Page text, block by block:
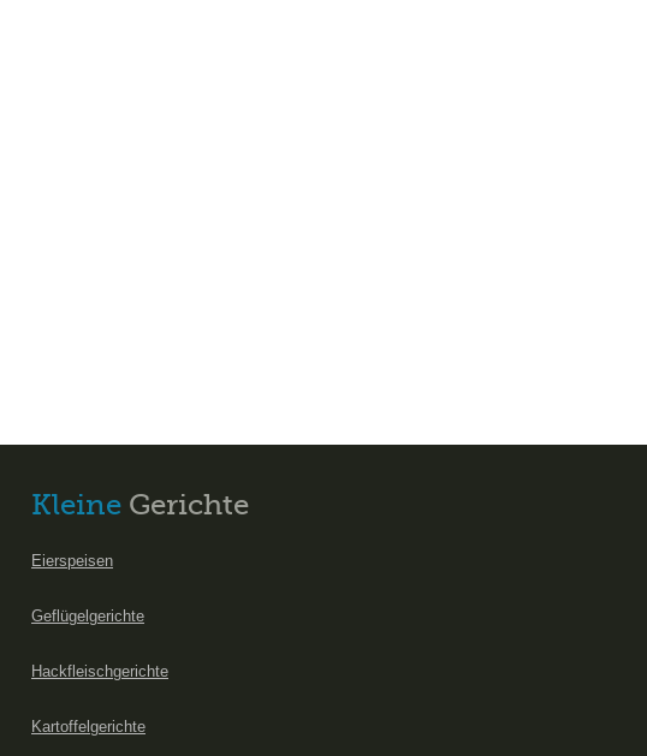
Kleine Gerichte
Eierspeisen
Geflügelgerichte
Hackfleischgerichte
Kartoffelgerichte